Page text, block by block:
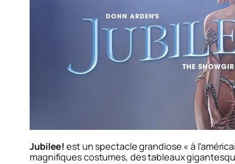
Jubilee! est un spectacle grandiose « à
magnifiques costumes, des tableaux